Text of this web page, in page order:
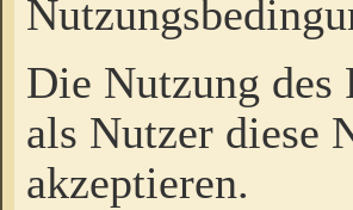
Die Nutzung des
als Nutzer diese
akzeptieren.